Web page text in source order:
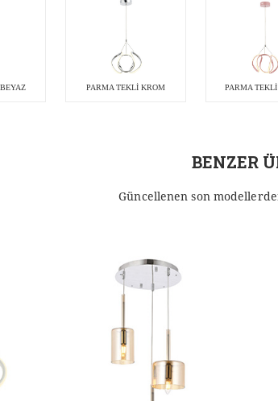
PARMA TEKLİ KROM PARMA
BENZER
Güncellenen son